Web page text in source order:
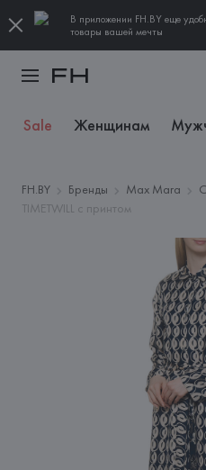
В приложении FH.BY еще
товары вашей мечты
Sale Женщинам
FH.BY Бренды Max Mara
TIMETWILL с принтом